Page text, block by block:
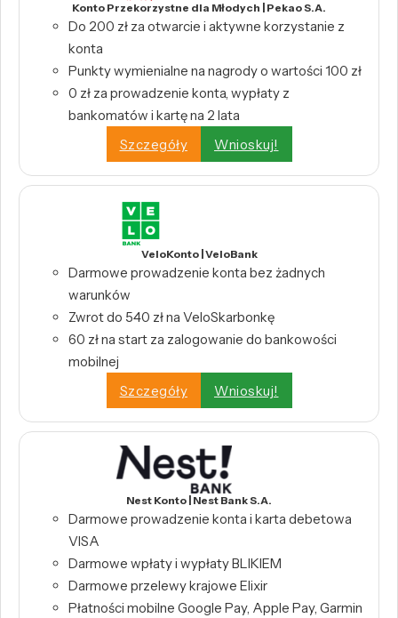
Konto Przekorzystne dla Młodych | Pekao S.A.
Do 200 zł za otwarcie i aktywne korzystanie z
konta
Punkty wymienialne na nagrody o wartości 100 zł
0 zł za prowadzenie konta, wypłaty z
bankomatów i kartę na 2 lata
Szczegóły
Wnioskuj!
VeloKonto | VeloBank
Darmowe prowadzenie konta bez żadnych
warunków
Zwrot do 540 zł na VeloSkarbonkę
60 zł na start za zalogowanie do bankowości
mobilnej
Szczegóły
Wnioskuj!
Nest Konto | Nest Bank S.A.
Darmowe prowadzenie konta i karta debetowa
VISA
Darmowe wpłaty i wypłaty BLIKIEM
Darmowe przelewy krajowe Elixir
Płatności mobilne Google Pay, Apple Pay, Garmin